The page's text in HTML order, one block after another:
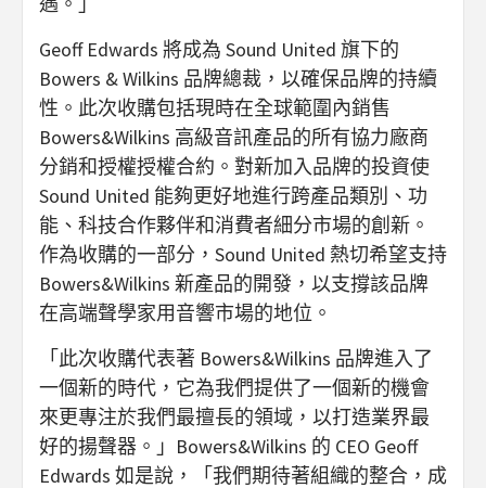
Geoff Edwards 將成為 Sound United 旗下的
Bowers & Wilkins 品牌總裁，以確保品牌的持續
性。此次收購包括現時在全球範圍內銷售
Bowers&Wilkins 高級音訊產品的所有協力廠商
分銷和授權授權合約。對新加入品牌的投資使
Sound United 能夠更好地進行跨產品類別、功
能、科技合作夥伴和消費者細分市場的創新。
作為收購的一部分，Sound United 熱切希望支持
Bowers&Wilkins 新產品的開發，以支撐該品牌
在高端聲學家用音響市場的地位。
「此次收購代表著 Bowers&Wilkins 品牌進入了
一個新的時代，它為我們提供了一個新的機會
來更專注於我們最擅長的領域，以打造業界最
好的揚聲器。」Bowers&Wilkins 的 CEO Geoff
Edwards 如是說，「我們期待著組織的整合，成